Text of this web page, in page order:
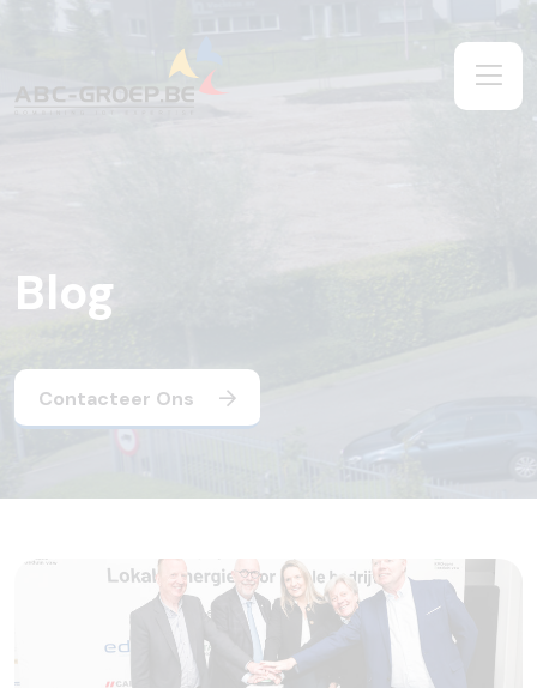
Blog
Contacteer Ons